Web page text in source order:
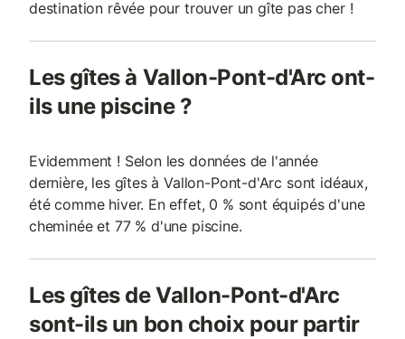
destination rêvée pour trouver un gîte pas cher !
Les gîtes à Vallon-Pont-d'Arc ont-
ils une piscine ?
Evidemment ! Selon les données de l'année
dernière, les gîtes à Vallon-Pont-d'Arc sont idéaux,
été comme hiver. En effet, 0 % sont équipés d'une
cheminée et 77 % d'une piscine.
Les gîtes de Vallon-Pont-d'Arc
sont-ils un bon choix pour partir